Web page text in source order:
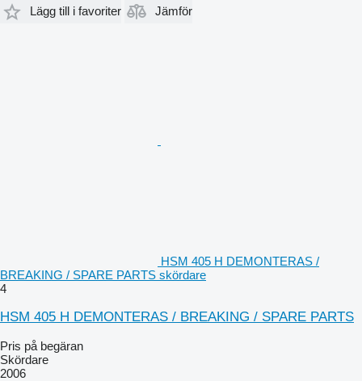
Lägg till i favoriter
Jämför
HSM 405 H DEMONTERAS /
BREAKING / SPARE PARTS skördare
4
HSM 405 H DEMONTERAS / BREAKING / SPARE PARTS
Pris på begäran
Skördare
2006